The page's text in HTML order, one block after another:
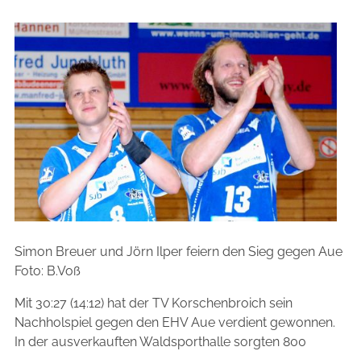
Simon Breuer und Jörn Ilper feiern den Sieg gegen Aue
Foto: B.Voß
Mit 30:27 (14:12) hat der TV Korschenbroich sein
Nachholspiel gegen den EHV Aue verdient gewonnen.
In der ausverkauften Waldsporthalle sorgten 800